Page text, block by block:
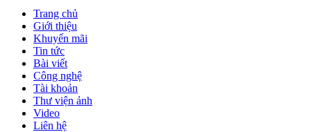
Trang chủ
Giới thiệu
Khuyến mãi
Tin tức
Bài viết
Công nghệ
Tài khoản
Thư viện ảnh
Video
Liên hệ